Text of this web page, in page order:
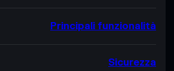
Principali funzionalità
Sicurezza